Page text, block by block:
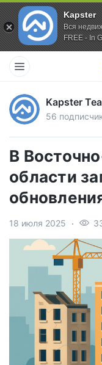
Kapster
Вся
FREE - In
Kapster
56
В
области
18 июля 2025